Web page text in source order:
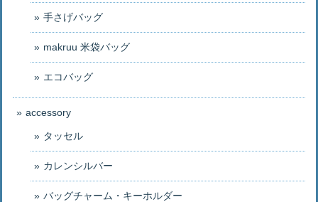
手さげバッグ
makruu 米袋バッグ
エコバッグ
accessory
タッセル
カレンシルバー
バッグチャーム・キーホルダー